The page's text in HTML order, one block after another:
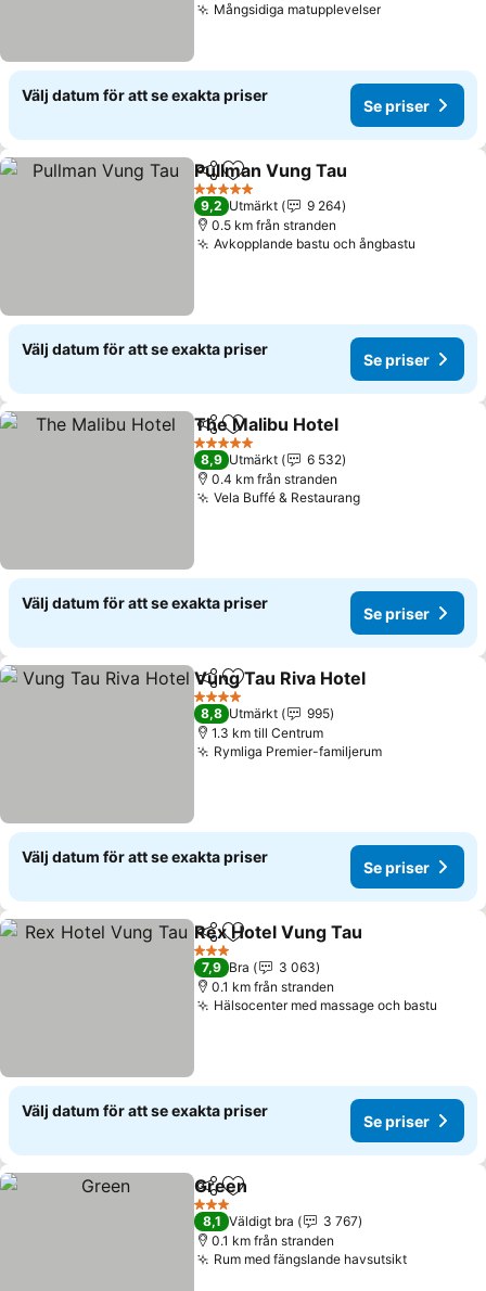
Mångsidiga matupplevelser
Välj datum för att se exakta priser
Se priser
Dela Lägg till i Mina Favoriter
Pullman Vung Tau
5 Stjärnor
9,2 Utmärkt
9 264
0.5 km från stranden
Avkopplande bastu och ångbastu
Välj datum för att se exakta priser
Se priser
Dela Lägg till i Mina Favoriter
The Malibu Hotel
5 Stjärnor
8,9 Utmärkt
6 532
0.4 km från stranden
Vela Buffé & Restaurang
Välj datum för att se exakta priser
Se priser
Dela Lägg till i Mina Favoriter
Vung Tau Riva Hotel
4 Stjärnor
8,8 Utmärkt
995
1.3 km till Centrum
Rymliga Premier-familjerum
Välj datum för att se exakta priser
Se priser
Dela Lägg till i Mina Favoriter
Rex Hotel Vung Tau
3 Stjärnor
7,9 Bra
3 063
0.1 km från stranden
Hälsocenter med massage och bastu
Välj datum för att se exakta priser
Se priser
Dela Lägg till i Mina Favoriter
Green
3 Stjärnor
8,1 Väldigt bra
3 767
0.1 km från stranden
Rum med fängslande havsutsikt